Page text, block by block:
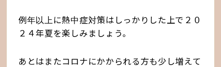
例年以上に熱中症対策はしっかりした上で２０
２４年夏を楽しみましょう。
あとはまたコロナにかかられる方も少し増えて